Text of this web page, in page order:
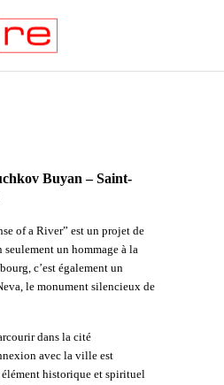
Buyan – Saint-
of a River” est un projet de
un hommage à la
c’est également un
le monument silencieux de
dans la cité
avec la ville est
élément historique et spirituel